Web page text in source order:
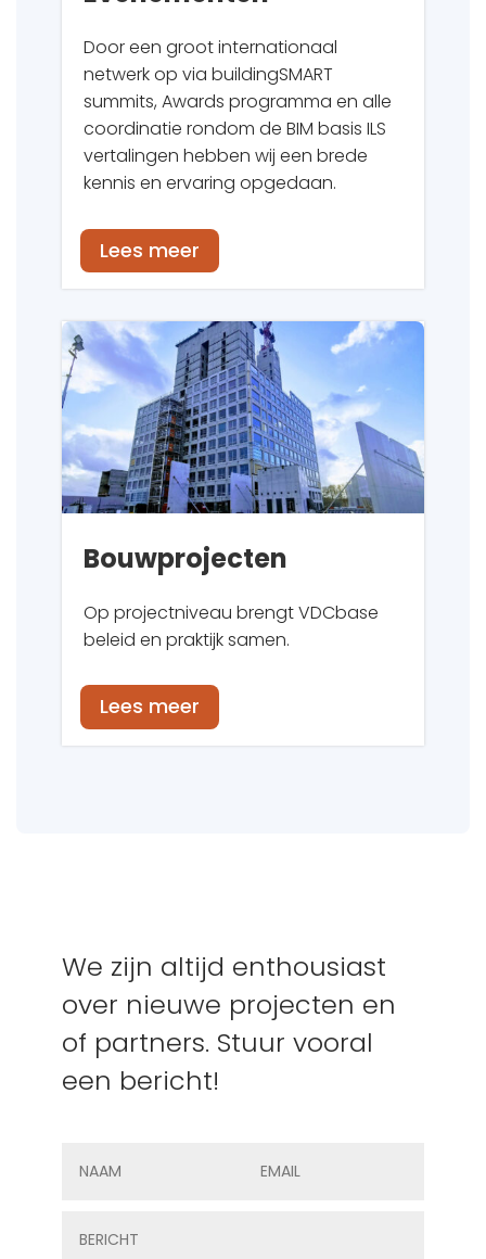
Door een groot internationaal
netwerk op via buildingSMART
summits, Awards programma en alle
coordinatie rondom de BIM basis ILS
vertalingen hebben wij een brede
kennis en ervaring opgedaan.
Lees meer
Bouwprojecten
Op projectniveau brengt VDCbase
beleid en praktijk samen.
Lees meer
We zijn altijd enthousiast
over nieuwe projecten en
of partners. Stuur vooral
een bericht!